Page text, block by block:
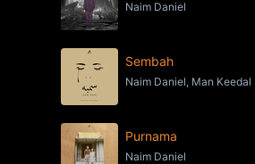
Naim Daniel
Sembah
Naim Daniel, Man Keedal
Purnama
Naim Daniel